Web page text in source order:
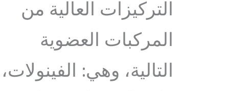
التركيزات العالية من
المركبات العضوية
التالية، وهي: الفينولات،